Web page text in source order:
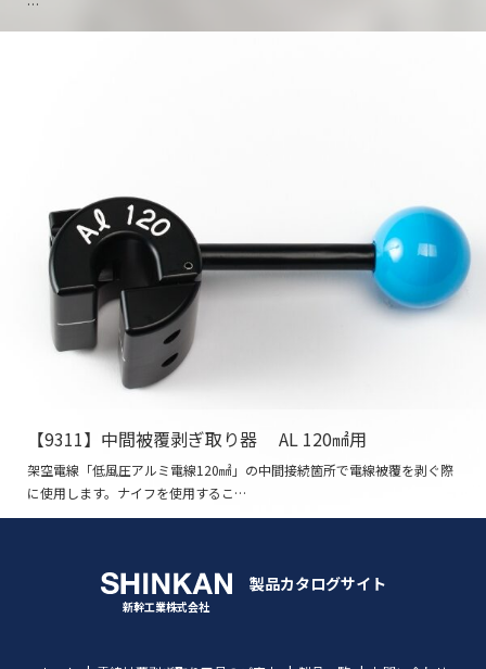
【9311】中間被覆剥ぎ取り器 AL 120㎟用
架空電線「低風圧アルミ電線120㎟」の中間接続箇所で電線被覆を剥ぐ際
に使用します。ナイフを使用するこ…
製品カタログサイト
新幹工業株式会社